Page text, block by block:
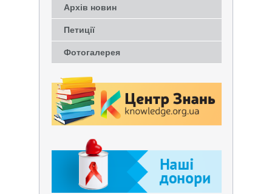
Архів новин
Петиції
Фотогалерея